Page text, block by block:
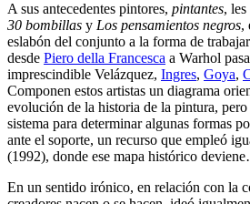
A sus antecedentes pintores, pintantes,
30 bombillas y Los pensamientos negros,
eslabón del conjunto a la forma de
desde Piero della Francesca a Warhol
imprescindible Velázquez, Ingres, Goya,
Componen estos artistas un diagrama
evolución de la historia de la pintura,
sistema para determinar algunas formas
ante el soporte, un recurso que empleó
(1992), donde ese mapa histórico
En un sentido irónico, en relación con la